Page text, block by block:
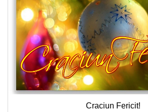
Craciun Fericit!